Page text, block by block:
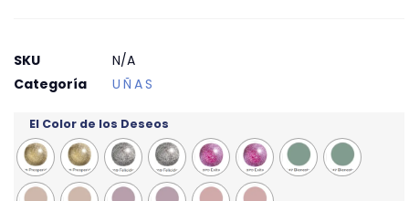
SKU
N/A
Categoría
UÑAS
El Color de los Deseos